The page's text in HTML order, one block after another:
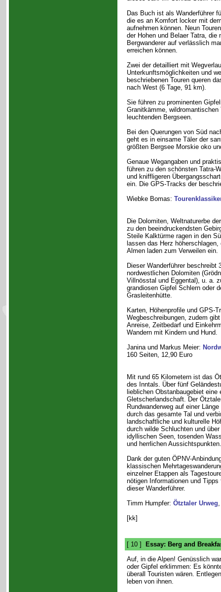
Das Buch ist als Wanderführer
die es an Komfort locker mit
aufnehmen können. Neun
der Hohen und Belaer Tatra, die
Bergwanderer auf verlässlich
erreichen können.
Zwei der detailliert mit
Unterkunftsmöglichkeiten und
beschriebenen Touren queren
nach West (6 Tage, 91 km).
Sie führen zu prominenten
Granitkämme,
leuchtenden Bergseen.
Bei den Querungen von Süd
geht es in einsame Täler der
größten Bergsee Morskie oko
Genaue Wegangaben und
führen zu den schönsten Tatra-
und kniffligeren
ein. Die GPS-Tracks der
Wiebke Bomas:
Die Dolomiten, Weltnaturerbe
zu den beeindruckendsten
Steile Kalktürme ragen in den
lassen das Herz
Almen laden zum Verweilen ein.
Dieser Wanderführer beschreibt
nordwestlichen Dolomiten
Villnösstal und Eggental), u. a.
grandiosen Gipfel Schlern oder
Grasleitenhütte.
Karten, Höhenprofile und GPS-
Wegbeschreibungen, zudem
Anreise, Zeitbedarf und
Wandern mit Kindern und Hund.
Janina und Markus Meier:
160 Seiten, 12,90 Euro
Mit rund 65 Kilometern ist das
des Inntals. Über fünf
lieblichen Obstanbaugebiet eine
Gletscherlandschaft. Der
Rundwanderweg auf einer
durch das gesamte Tal und
landschaftliche und kulturelle
durch wilde Schluchten und
idyllischen Seen, tosenden
und herrlichen Aussichtspunkten.
Dank der guten ÖPNV-
klassischen
einzelner Etappen als
nötigen Informationen und
dieser Wanderführer.
Timm Humpfer: Ötztaler Urweg
[kk]
[ 10 ]
Essay: Berg and
Auf, in die Alpen! Genüsslich
oder Gipfel erklimmen: Es
überall Touristen wären.
leben von ihnen.